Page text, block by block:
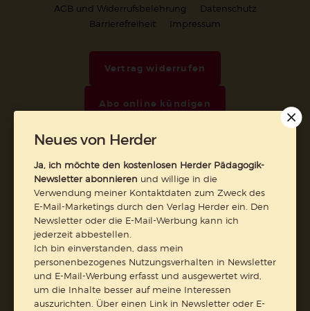
AGB und Widerrufsbelehrung
Datenschutz
Barrierefreiheit
Impressum
Vertrag widerrufen
Abo online kündigen
Nach oben
Neues von Herder
Ja, ich möchte den kostenlosen Herder Pädagogik-
Newsletter abonnieren und willige in die
Verwendung meiner Kontaktdaten zum Zweck des
E-Mail-Marketings durch den Verlag Herder ein. Den
Newsletter oder die E-Mail-Werbung kann ich
jederzeit abbestellen.
Ich bin einverstanden, dass mein
personenbezogenes Nutzungsverhalten in Newsletter
und E-Mail-Werbung erfasst und ausgewertet wird,
um die Inhalte besser auf meine Interessen
auszurichten. Über einen Link in Newsletter oder E-